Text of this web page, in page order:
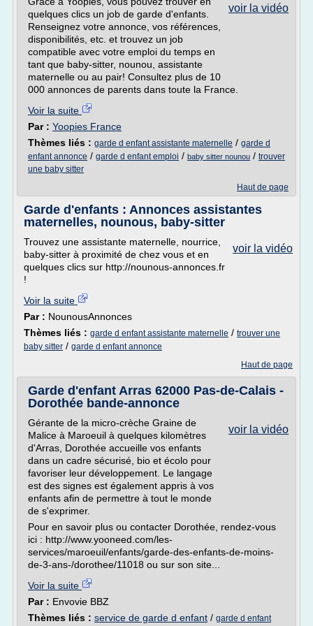
voir la vidéo
quelques clics un job de garde d'enfants.
Renseignez votre annonce, vos références,
disponibilités, etc. et trouvez un job
compatible avec votre emploi du temps en
tant que baby-sitter, nounou, assistante
maternelle ou au pair! Consultez plus de 10
000 annonces de parents dans toute la France.
Voir la suite
Par : Yoopies France
Thèmes liés : garde d enfant assistante maternelle / garde d
enfant annonce / garde d enfant emploi / baby sitter nounou / trouver
une baby sitter
Haut de page
Garde d'enfants : Annonces assistantes
maternelles, nounous, baby-sitter
voir la vidéo
Trouvez une assistante maternelle, nourrice,
baby-sitter à proximité de chez vous et en
quelques clics sur http://nounous-annonces.fr
!
Voir la suite
Par : NounousAnnonces
Thèmes liés : garde d enfant assistante maternelle / trouver une
baby sitter / garde d enfant annonce
Haut de page
Garde d'enfant Arras 62000 Pas-de-Calais -
Dorothée bande-annonce
voir la vidéo
Gérante de la micro-crèche Graine de
Malice à Maroeuil à quelques kilomètres
d'Arras, Dorothée accueille vos enfants
dans un cadre sécurisé, bio et écolo pour
favoriser leur développement. Le langage
est des signes est également appris à vos
enfants afin de permettre à tout le monde
de s'exprimer.
Pour en savoir plus ou contacter Dorothée, rendez-vous
ici : http://www.yooneed.com/les-
services/maroeuil/enfants/garde-des-enfants-de-moins-
de-3-ans-/dorothee/11018 ou sur son site...
Voir la suite
Par : Envovie BBZ
Thèmes liés : service de garde d enfant / garde d enfant